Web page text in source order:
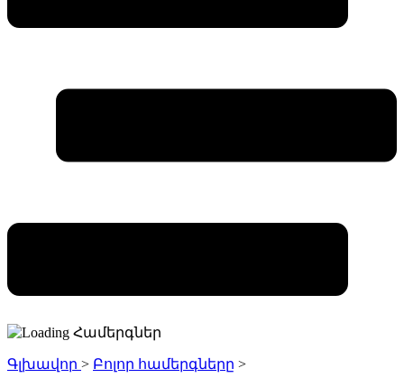
Գլխավոր > Բոլոր համերգները >